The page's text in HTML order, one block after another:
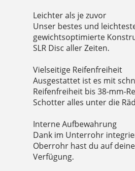
Leichter als je zuvor
Unser bestes und
gewichtsoptimierte
SLR Disc aller Zeiten.
Vielseitige Reifenfreiheit
Ausgestattet ist es mit
Reifenfreiheit bis 38-mm-
Schotter alles unter die
Interne Aufbewahrung
Dank im Unterrohr
Oberrohr hast du auf
Verfügung.